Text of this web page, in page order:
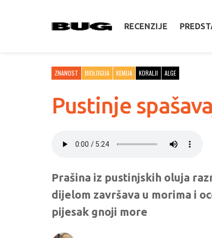
RECENZIJE
ZNANOST BIOLOGIJA KEMIJA KORALJI ALGE
Pustinje
Prašina iz pustinjskih oluja
dijelom završava u morima i
pijesak gnoji more